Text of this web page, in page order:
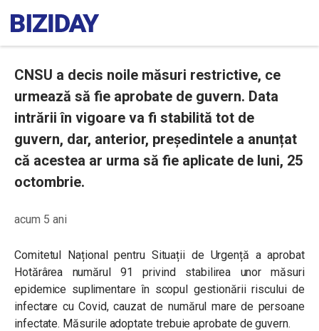
CNSU a decis noile măsuri restrictive, ce
urmează să fie aprobate de guvern. Data
intrării în vigoare va fi stabilită tot de
guvern, dar, anterior, președintele a anunțat
că acestea ar urma să fie aplicate de luni, 25
octombrie.
acum 5 ani
Comitetul Național pentru Situații de Urgență a aprobat
Hotărârea numărul 91 privind stabilirea unor măsuri
epidemice suplimentare în scopul gestionării riscului de
infectare cu Covid, cauzat de numărul mare de persoane
infectate. Măsurile adoptate trebuie aprobate de guvern.